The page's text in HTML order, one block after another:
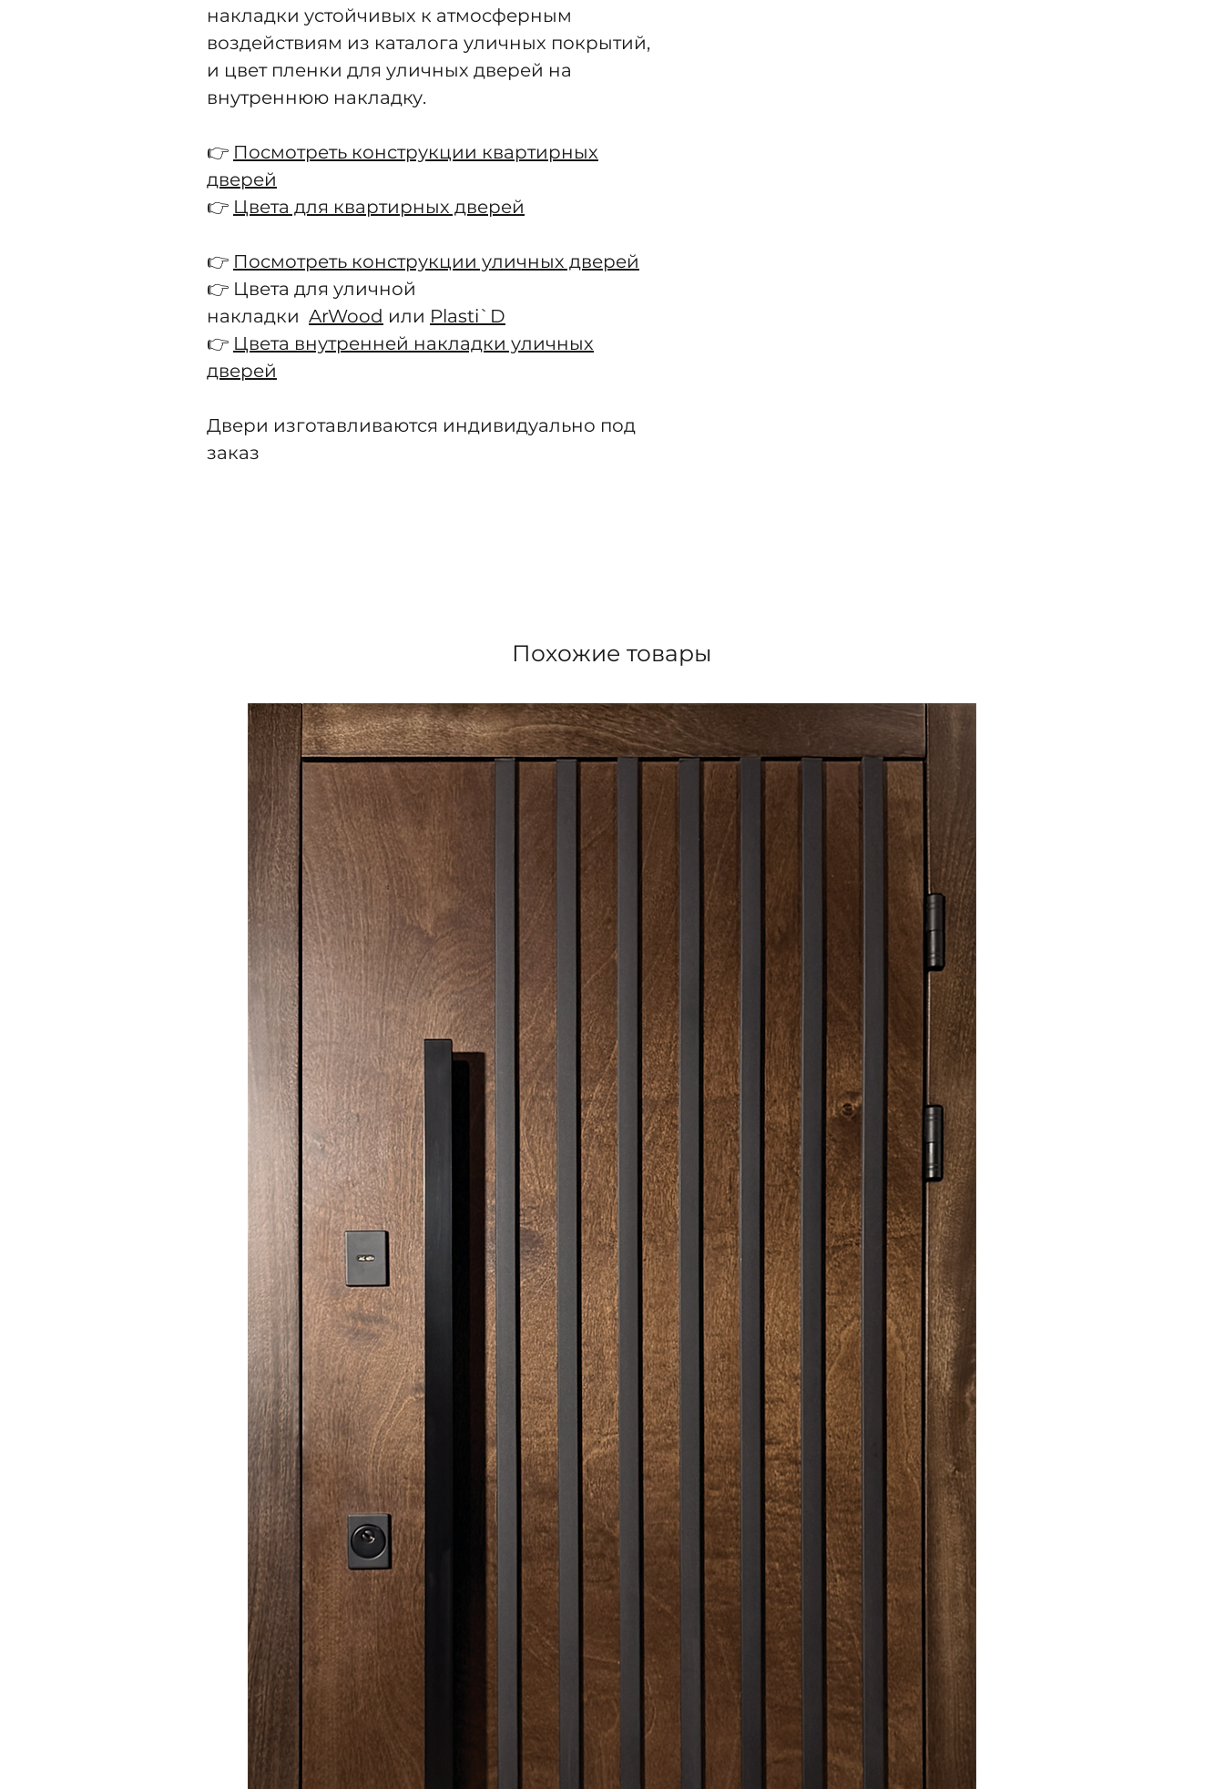
накладки устойчивых к атмосферным
воздействиям из каталога уличных покрытий,
и цвет пленки для уличных дверей на
внутреннюю накладку.
👉 Посмотреть конструкции квартирных
дверей
👉 Цвета для квартирных дверей
👉 Посмотреть конструкции уличных дверей
👉 Цвета для уличной
накладки ArWood или Plasti`D
👉 Цвета внутренней накладки уличных
дверей
Двери изготавливаются индивидуально под
заказ
Похожие товары